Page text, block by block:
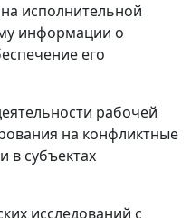
исполнительной
информации о
его
рабочей
на конфликтные
в субъектах
исследований с